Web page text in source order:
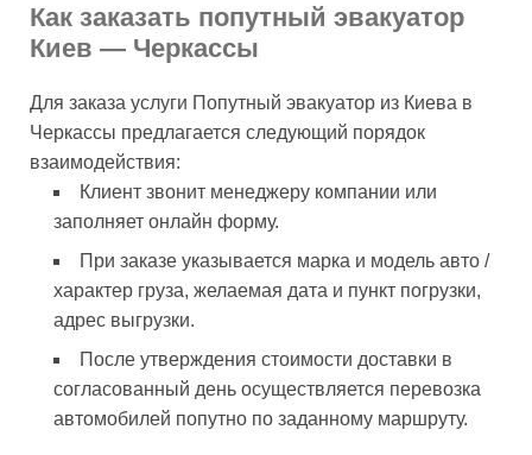
Как заказать попутный эвакуатор
Киев — Черкассы
Для заказа услуги Попутный эвакуатор из Киева в
Черкассы предлагается следующий порядок
взаимодействия:
Клиент звонит менеджеру компании или
заполняет онлайн форму.
При заказе указывается марка и модель авто /
характер груза, желаемая дата и пункт погрузки,
адрес выгрузки.
После утверждения стоимости доставки в
согласованный день осуществляется перевозка
автомобилей попутно по заданному маршруту.